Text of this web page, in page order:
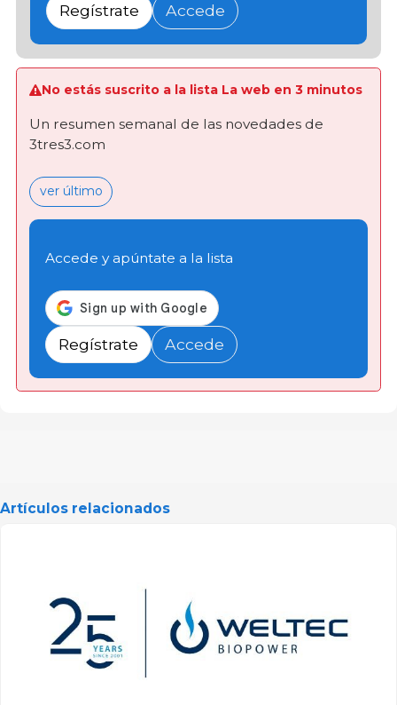
Regístrate Accede
No estás suscrito a la lista La web en 3 minutos
Un resumen semanal de las novedades de
3tres3.com
ver último
Accede y apúntate a la lista
Regístrate Accede
Artículos relacionados